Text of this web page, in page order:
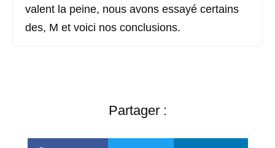
valent la peine, nous avons essayé certains
des, M et voici nos conclusions.
Partager :